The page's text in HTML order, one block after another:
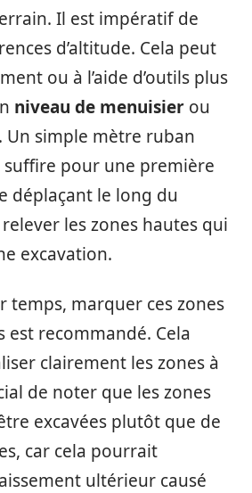
Il est impératif de
d’altitude. Cela peut
ou à l’aide d’outils plus
niveau de menuisier ou
. Un simple mètre ruban
pour une première
déplaçant le long du
les zones hautes qui
excavation.
temps, marquer ces zones
est recommandé. Cela
clairement les zones à
de noter que les zones
excavées plutôt que de
car cela pourrait
ultérieur causé